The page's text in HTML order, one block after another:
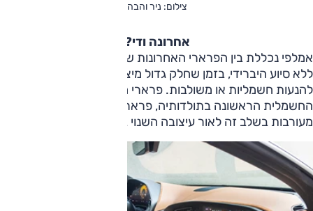
צילום: ניר והבה
אחרונה ודי?
ללא סיוע היברידי, בזמן שחלק גדול מיצרניות רכבי העל עוברות
להנעות חשמליות או משולבות. פרארי השיקה לאחרונה את
החשמלית הראשונה בתולדותיה, פרארי לוצ'ה, שזוכה לביקורות
מעורבות בשלב זה לאור עיצובה השנוי במחלוקת.